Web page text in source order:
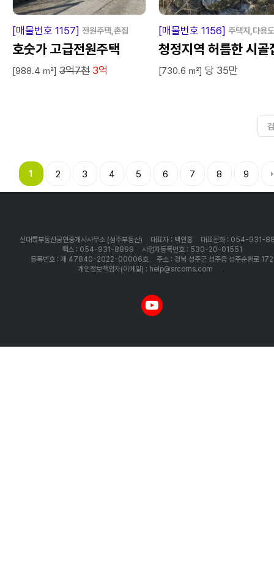
급 매 물
[매물번호 1157] 전원주택,촌집
호숫가 고급전원주택
[988.4 ㎡] 3억7천 3억
급 매
[매물번호 1156] 주택지,다용
청정지역 허름한 시골
[730.6 ㎡] 당 35만
1 2 3 4 5 6 7 8 9
신대륙부동산공인중개사사무소 (성주부동산) 대표자 : 백인홍
대표전화 : 054-931-
팩스 : 054-931-8899
사업자등록번호 : 530-20-01551
등록번호 : 제 47840-2022-00006호
주소 : 경북 성주군 성주읍 성주순환로 172
개인정보책임자(이메일) : help@srcoms.com
.